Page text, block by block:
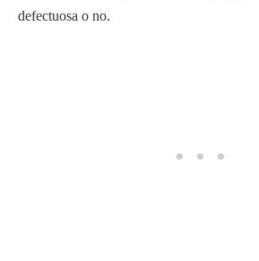
defectuosa o no.